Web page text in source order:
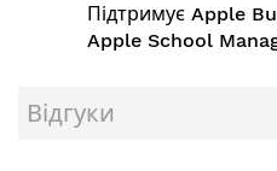
Підтримує Apple
Apple School
Відгуки